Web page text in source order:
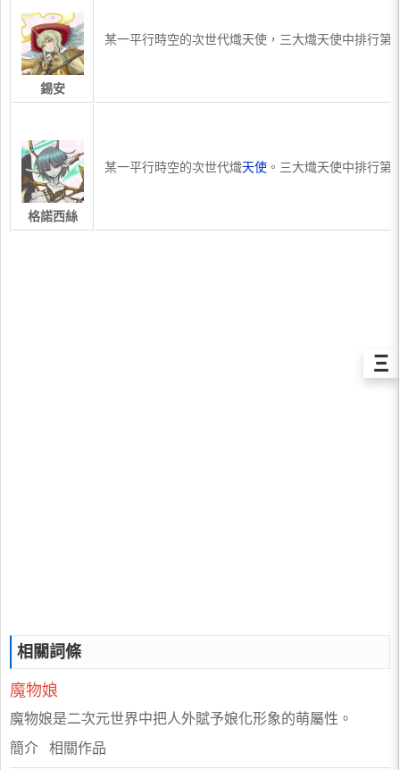
錫安
某一平行時空的次世代熾天使，三大熾天使中排行
格諾西絲
​某一平行時空的次世代熾天使 。三大熾天使中排行
相關詞條
魔物娘
魔物娘是二次元世界中把人外賦予娘化形象的萌屬性。
簡介 相關作品
Ξ